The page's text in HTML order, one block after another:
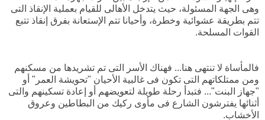
وهى الجهة المسئولة، حيث يتدخل الأهالى للقيام بعملية الإنقاذ التى
تتم بطريقة عشوائية وخطرة، وأحيانا تتم الإستعانة بفرق إنقاذ تتبع
القوات المسلحة.
فالمأساة لا تنتهى هنا... فهناك الأسر التى تم تشريدها من مسكنهم
ومن ممتلكاتهم التى تكون فى غالبية الأحيان "تحويشة العمر" أو
"جهاز البنت"... فتبدأ رحلة طويلة لتعويضهم أو إعادة تسكينهم والتى
أثنائها يفترشون الشارع فى مأوى ركيك من البطاطين وعروق
الأخشاب.